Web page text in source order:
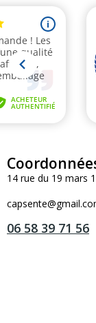
14 rue du 19 mars
06 58 39 71 56